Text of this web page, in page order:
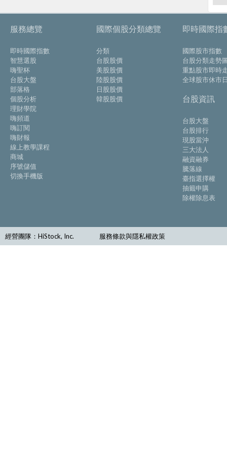
服務總覽
即時國際指數
智慧選股
嗨聖杯
台股大盤
部落格
個股分析
理財學院
嗨頻道
嗨訂閱
嗨財報
線上教學課程
商城
序號儲值
切換手機版
國際個股分類總覽
分類
台股股價
美股股價
陸股股價
日股股價
韓股股價
即時國際指
國際股市指數
台股分類走勢
重點股市即時
全球股市休市
台股資訊
台股大盤
台股排行
現股當沖
三大法人
融資融券
騰落線
臺指選擇權
抽籤申購
除權除息表
經營團隊：HiStock, Inc. 服務條款與隱私權政策